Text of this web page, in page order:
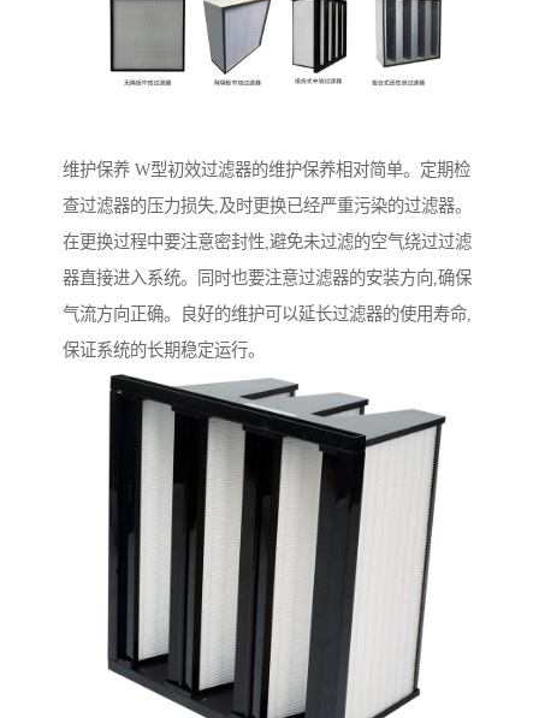
维护保养 W型初效过滤器的维护保养相对简单。定期检
查过滤器的压力损失,及时更换已经严重污染的过滤器。
在更换过程中要注意密封性,避免未过滤的空气绕过过滤
器直接进入系统。同时也要注意过滤器的安装方向,确保
气流方向正确。良好的维护可以延长过滤器的使用寿命,
保证系统的长期稳定运行。